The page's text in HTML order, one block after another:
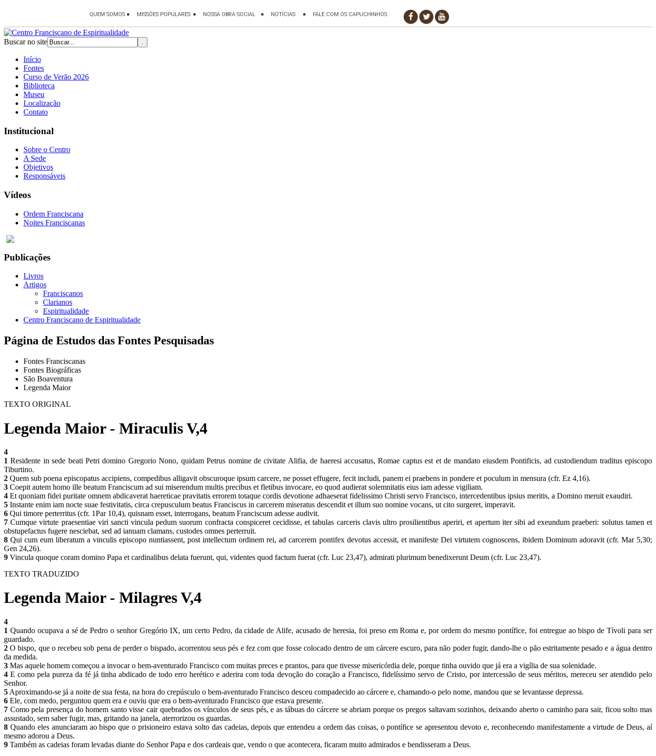
Buscar no site
Início
Fontes
Curso de Verão 2026
Biblioteca
Museu
Localização
Contato
Institucional
Sobre o Centro
A Sede
Objetivos
Responsáveis
Vídeos
Ordem Franciscana
Noites Franciscanas
Publicações
Livros
Artigos
Franciscanos
Clarianos
Espiritualidade
Centro Franciscano de Espiritualidade
Página de Estudos das Fontes Pesquisadas
Fontes Franciscanas
Fontes Biográficas
São Boaventura
Legenda Maior
TEXTO ORIGINAL
Legenda Maior - Miraculis V,4
4
1 Residente in sede beati Petri domino Gregorio Nono, quidam Petrus nomine de civitate Alifia, de haeresi accusatus, Romae captus est et de mandato eiusdem Pontificis, ad custodiendum traditus episcopo
Tiburtino.
2 Quem sub poena episcopatus accipiens, compedibus alligavit obscuroque ipsum carcere, ne posset effugere, fecit includi, panem ei praebens in pondere et poculum in mensura (cfr. Ez 4,16).
3 Coepit autem homo ille beatum Franciscum ad sui miserendum multis precibus et fletibus invocare, eo quod audierat solemnitatis eius iam adesse vigiliam.
4 Et quoniam fidei puritate omnem abdicaverat haereticae pravitatis errorem totaque cordis devotione adhaeserat fidelissimo Christi servo Francisco, intercedentibus ipsius meritis, a Domino meruit exaudiri.
5 Instante enim iam nocte suae festivitatis, circa crepusculum beatus Franciscus in carcerem miseratus descendit et illum suo nomine vocans, ut cito surgeret, imperavit.
6 Qui timore perterritus (cfr. 1Par 10,4), quisnam esset, interrogans, beatum Franciscum adesse audivit.
7 Cumque virtute praesentiae viri sancti vincula pedum suorum confracta conspiceret cecidisse, et tabulas carceris clavis ultro prosilientibus aperiri, et apertum iter sibi ad exeundum praeberi: solutus tamen et
obstupefactus fugere nesciebat, sed ad ianuam clamans, custodes omnes perterruit.
8 Qui cum eum liberatum a vinculis episcopo nuntiassent, post intellectum ordinem rei, ad carcerem pontifex devotus accessit, et manifeste Dei virtutem cognoscens, ibidem Dominum adoravit (cfr. Mar 5,30;
Gen 24,26).
9 Vincula quoque coram domino Papa et cardinalibus delata fuerunt, qui, videntes quod factum fuerat (cfr. Luc 23,47), admirati plurimum benedixerunt Deum (cfr. Luc 23,47).
TEXTO TRADUZIDO
Legenda Maior - Milagres V,4
4
1 Quando ocupava a sé de Pedro o senhor Gregório IX, um certo Pedro, da cidade de Alife, acusado de heresia, foi preso em Roma e, por ordem do mesmo pontífice, foi entregue ao bispo de Tívoli para ser
guardado.
2 O bispo, que o recebeu sob pena de perder o bispado, acorrentou seus pés e fez com que fosse colocado dentro de um cárcere escuro, para não poder fugir, dando-lhe o pão estritamente pesado e a água dentro
da medida.
3 Mas aquele homem começou a invocar o bem-aventurado Francisco com muitas preces e prantos, para que tivesse misericórdia dele, porque tinha ouvido que já era a vigília de sua solenidade.
4 E como pela pureza da fé já tinha abdicado de todo erro herético e aderira com toda devoção do coração a Francisco, fidelíssimo servo de Cristo, por intercessão de seus méritos, mereceu ser atendido pelo
Senhor.
5 Aproximando-se já a noite de sua festa, na hora do crepúsculo o bem-aventurado Francisco desceu compadecido ao cárcere e, chamando-o pelo nome, mandou que se levantasse depressa.
6 Ele, com medo, perguntou quem era e ouviu que era o bem-aventurado Francisco que estava presente.
7 Como pela presença do homem santo visse cair quebrados os vínculos de seus pés, e as tábuas do cárcere se abriam porque os pregos saltavam sozinhos, deixando aberto o caminho para sair, ficou solto mas
assustado, sem saber fugir, mas, gritando na janela, aterrorizou os guardas.
8 Quando eles anunciaram ao bispo que o prisioneiro estava solto das cadeias, depois que entendeu a ordem das coisas, o pontífice se apresentou devoto e, reconhecendo manifestamente a virtude de Deus, aí
mesmo adorou a Deus.
9 Também as cadeias foram levadas diante do Senhor Papa e dos cardeais que, vendo o que acontecera, ficaram muito admirados e bendisseram a Deus.